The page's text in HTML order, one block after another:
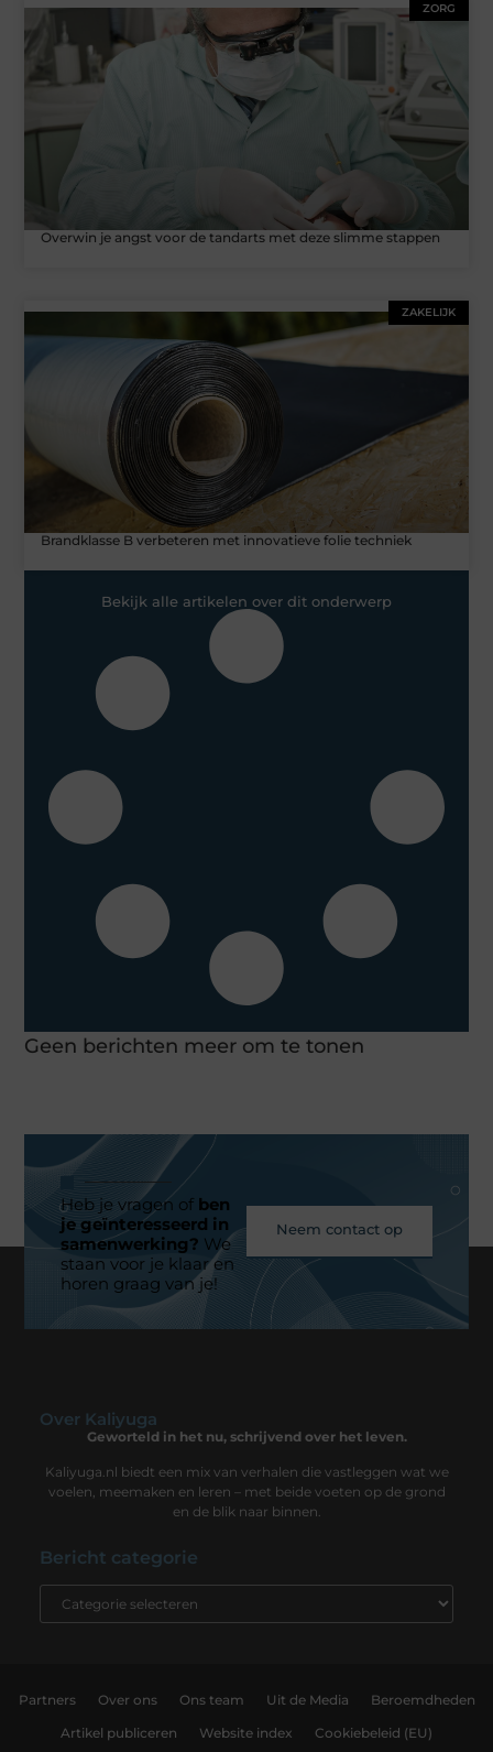
ZORG
Overwin je angst voor de tandarts met deze slimme stappen
ZAKELIJK
Brandklasse B verbeteren met innovatieve folie techniek
Bekijk alle artikelen over dit onderwerp
Geen berichten meer om te tonen
Heb je vragen ofben
je geïnteresseerd in
samenwerking? We
staan voor je klaar en
horen graag van je!
Neem contact op
Over Kaliyuga
Geworteld in het nu, schrijvend over het leven.
Kaliyuga.nl biedt een mix van verhalen die vastleggen wat we
voelen, meemaken en leren – met beide voeten op de grond
en de blik naar binnen.
Bericht categorie
Partners Over ons Ons team Uit de Media Beroemdheden
Artikel publiceren Website index Cookiebeleid (EU)